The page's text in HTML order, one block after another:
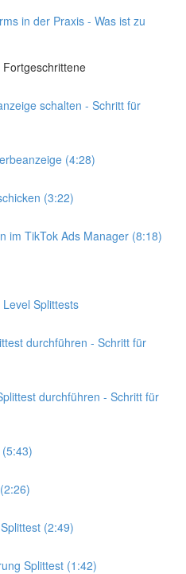
in der Praxis - Was ist zu
schalten - Schritt für
(4:28)
(3:22)
im TikTok Ads Manager (8:18)
Splittests
durchführen - Schritt für
durchführen - Schritt für
(2:49)
Splittest (1:42)